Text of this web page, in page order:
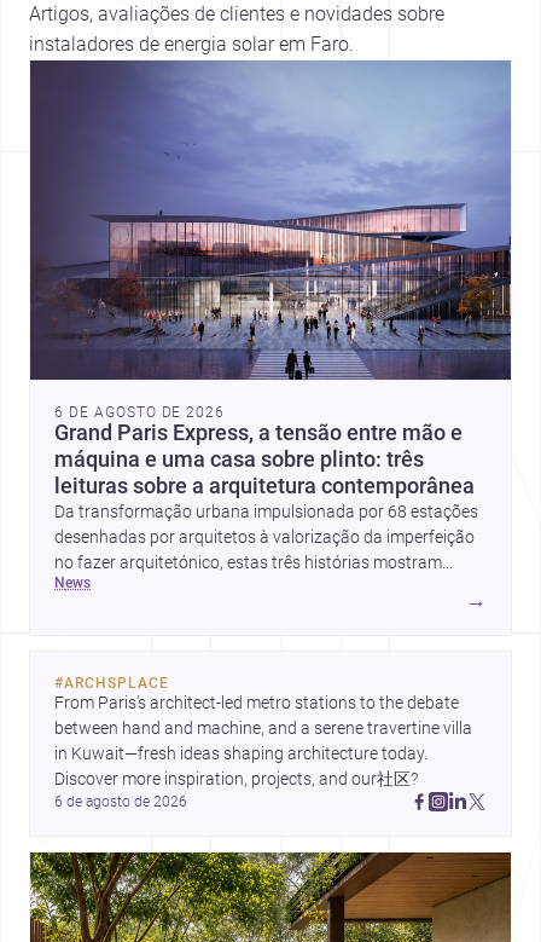
Artigos, avaliações de clientes e novidades sobre
instaladores de energia solar em Faro.
6 DE AGOSTO DE 2026
Grand Paris Express, a tensão entre mão e
máquina e uma casa sobre plinto: três
leituras sobre a arquitetura contemporânea
Da transformação urbana impulsionada por 68 estações
desenhadas por arquitetos à valorização da imperfeição
no fazer arquitetónico, estas três histórias mostram
como a disciplina continua a reinventar cidades, materiais
contemporânea.
news
→
#ARCHSPLACE
From Paris’s architect-led metro stations to the debate
between hand and machine, and a serene travertine villa
in Kuwait—fresh ideas shaping architecture today.
Discover more inspiration, projects, and our社区?
6 de agosto de 2026